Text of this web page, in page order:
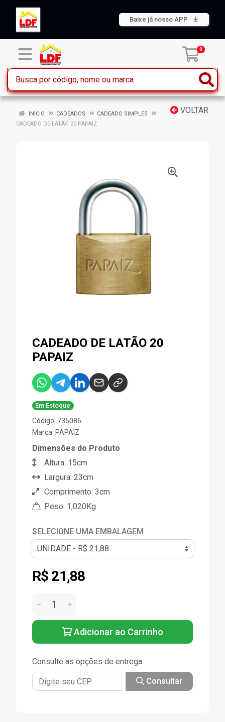
Baixe já nosso APP
0
VOLTAR
INÍCIO CADEADOS
CADEADO SIMPLES
CADEADO DE LATÃO 20 PAPAIZ
CADEADO DE LATÃO 20
PAPAIZ
Em Estoque
Código: 735086
Marca: PAPAIZ
Dimensões do Produto
Altura: 15cm
Largura: 23cm
Comprimento: 3cm
Peso: 1,020Kg
SELECIONE UMA EMBALAGEM
R$ 21,88
Adicionar ao Carrinho
Consulte as opções de entrega
Consultar